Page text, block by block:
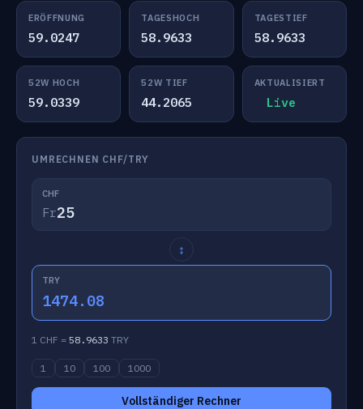
ERÖFFNUNG
59.0247
TAGESHOCH
58.9633
TAGESTIEF
58.9633
52W HOCH
59.0339
52W TIEF
44.2065
AKTUALISIERT
Live
UMRECHNEN CHF/TRY
CHF
Fr
↕
TRY
1474.08
1 CHF = 58.9633 TRY
1 10 100 1000
Vollständiger Rechner